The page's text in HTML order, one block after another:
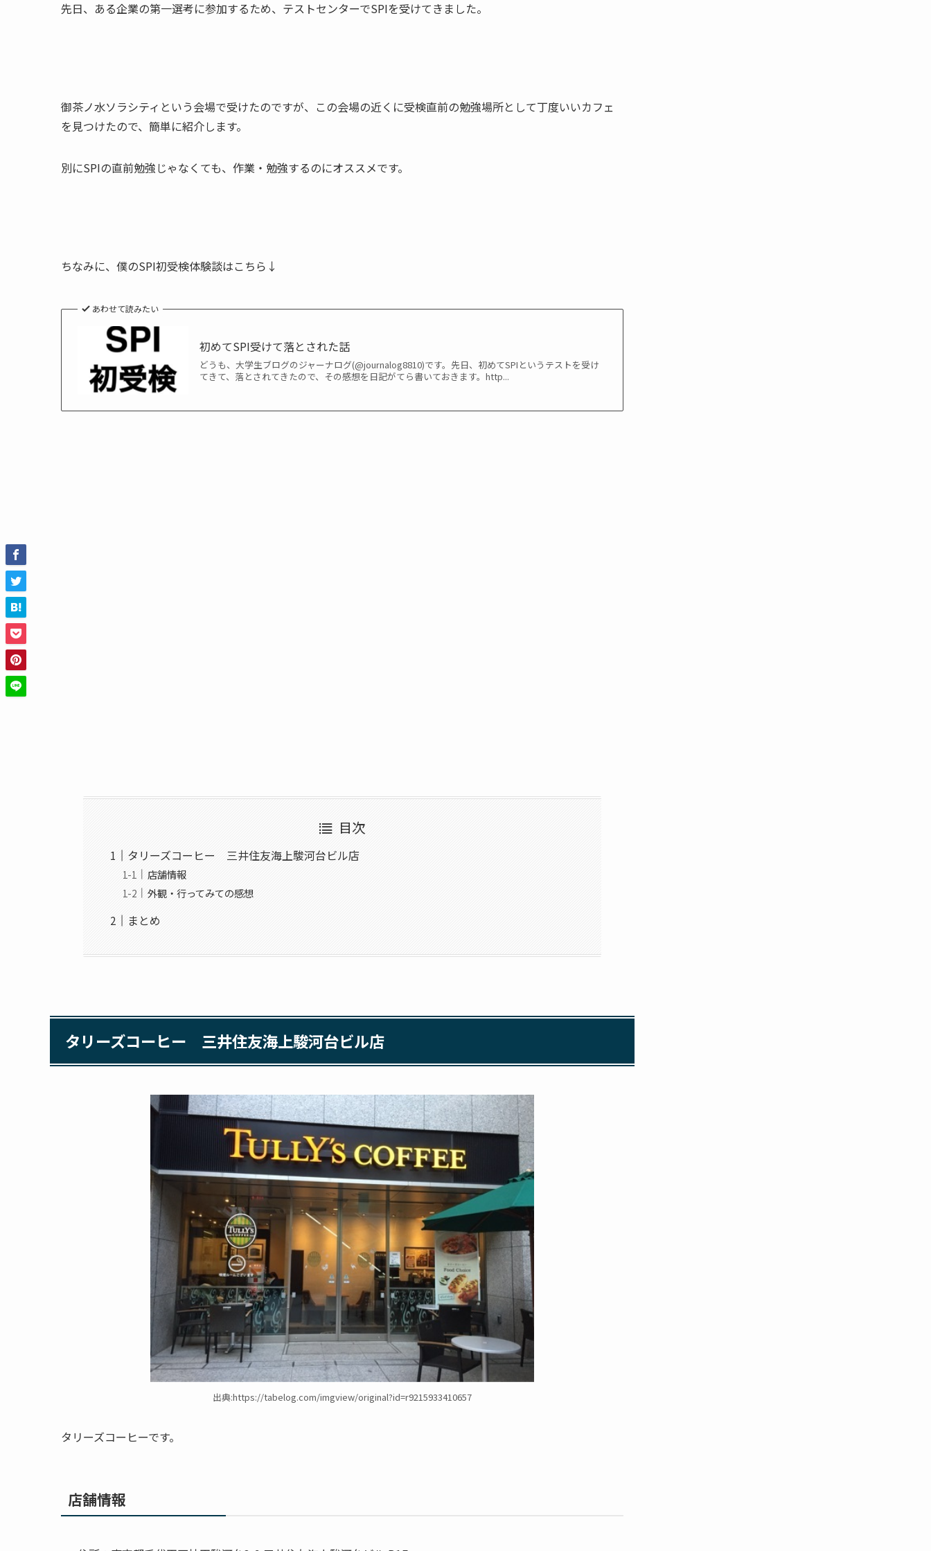
先日、ある企業の第一選考に参加するため、テストセンターでSPIを受けてきました。
御茶ノ水ソラシティという会場で受けたのですが、この会場の近くに受検直前の勉強場所として丁度いいカフェ
を見つけたので、簡単に紹介します。
別にSPIの直前勉強じゃなくても、作業・勉強するのにオススメです。
ちなみに、僕のSPI初受検体験談はこちら↓
あわせて読みたい
初めてSPI受けて落とされた話
どうも、大学生ブログのジャーナログ(@journalog8810)です。先日、初めてSPIというテストを受け
てきて、落とされてきたので、その感想を日記がてら書いておきます。http...
目次
タリーズコーヒー 三井住友海上駿河台ビル店
店舗情報
外観・行ってみての感想
まとめ
タリーズコーヒー 三井住友海上駿河台ビル店
出典:https://tabelog.com/imgview/original?id=r9215933410657
タリーズコーヒーです。
店舗情報